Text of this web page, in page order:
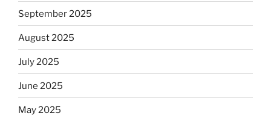
September 2025
August 2025
July 2025
June 2025
May 2025